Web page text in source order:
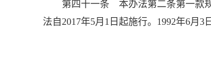
第四十一条 本办法第二条第一款
法自2017年5月1日起施行。1992年6月